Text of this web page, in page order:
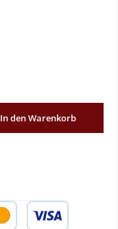
In den Warenkorb